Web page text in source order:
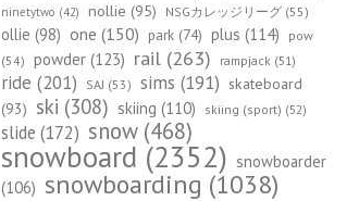
ninetytwo (42) nollie (95) NSGカレッジリーグ (55)
ollie (98) one (150) park (74) plus (114)
pow
(54)
powder (123) rail (263) rampjack (51)
ride (201) SAJ (53) sims (191) skateboard
(93) ski (308) skiing (110) skiing (sport) (52)
slide (172) snow (468)
snowboard (2352) snowboarder
(106) snowboarding (1038)